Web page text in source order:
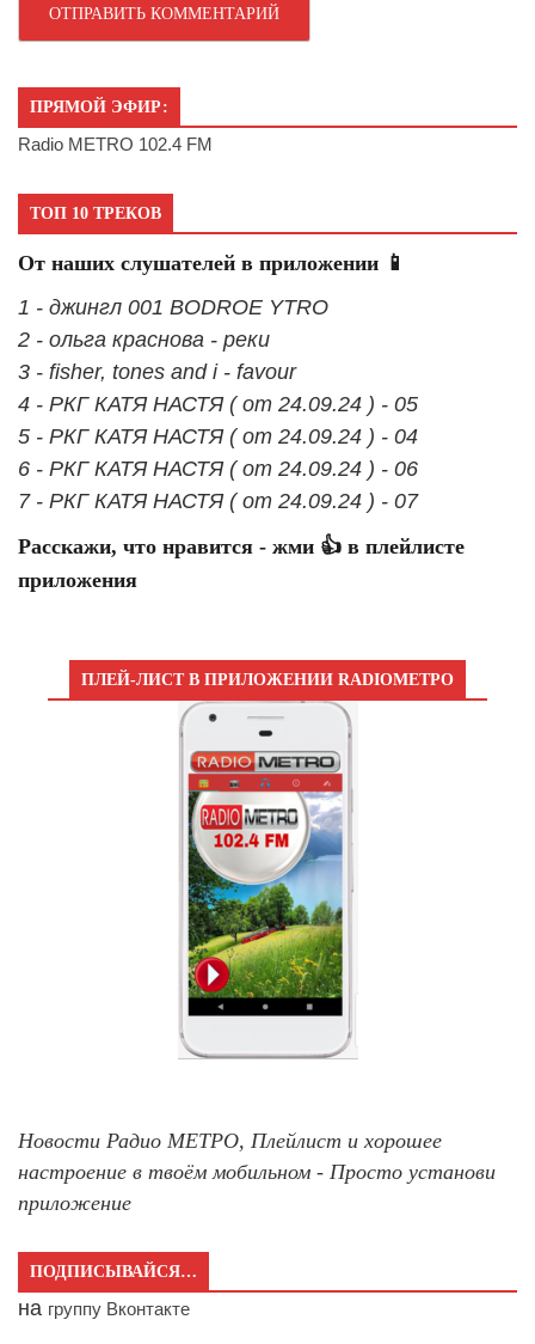
ПРЯМОЙ ЭФИР:
Radio METRO 102.4 FM
ТОП 10 ТРЕКОВ
От наших слушателей в приложении 📱
1 - джингл 001 BODROE YTRO
2 - ольга краснова - реки
3 - fisher, tones and i - favour
4 - РКГ КАТЯ НАСТЯ ( от 24.09.24 ) - 05
5 - РКГ КАТЯ НАСТЯ ( от 24.09.24 ) - 04
6 - РКГ КАТЯ НАСТЯ ( от 24.09.24 ) - 06
7 - РКГ КАТЯ НАСТЯ ( от 24.09.24 ) - 07
Расскажи, что нравится - жми 👍 в плейлисте
приложения
ПЛЕЙ-ЛИСТ В ПРИЛОЖЕНИИ RADIOМЕТРО
Новости Радио МЕТРО, Плейлист и хорошее
настроение в твоём мобильном - Просто установи
приложение
ПОДПИСЫВАЙСЯ…
на группу Вконтакте